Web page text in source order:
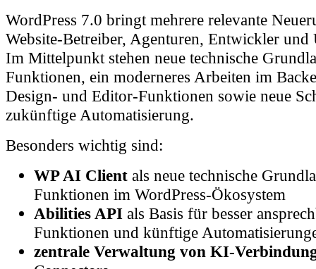
Website-Betreiber, Agenturen, Entwickler und
Im Mittelpunkt stehen neue technische
Funktionen, ein moderneres Arbeiten im
Design- und Editor-Funktionen sowie neue
zukünftige Automatisierung.
Funktionen im WordPress-Ökosystem
Abilities APIals Basis für besser
Funktionen und künftige
zentrale Verwaltung von KI-
Connectors